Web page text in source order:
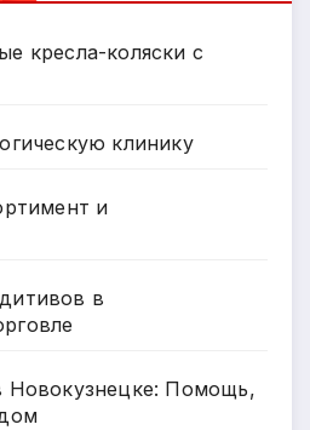
кресла-коляски с
клинику
и
в
Новокузнецке: Помощь,